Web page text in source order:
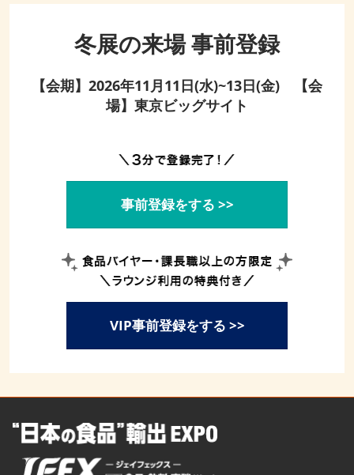
冬展の来場 事前登録
【会期】2026年11月11日(水)~13日(金) 【会
場】東京ビッグサイト
事前登録をする >>
VIP事前登録をする >>